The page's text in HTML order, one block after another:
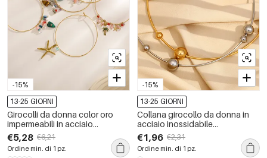
-15%
13-25 GIORNI
Girocolli da donna color oro
impermeabili in acciaio
inossidabile &quot;Vacance
Oceanic&quot;
€5,28 €6,21
Ordine min. di 1 pz.
-15%
13-25 GIORNI
Collana girocollo da donna in
acciaio inossidabile
impermeabile color oro, 1
pezzo, semplice, geometrica e
casual
€1,96 €2,31
Ordine min. di 1 pz.